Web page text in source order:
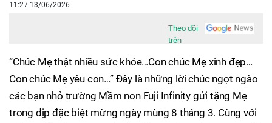
11:27 13/06/2026
Theo dõi
trên
“Chúc Mẹ thật nhiều sức khỏe…Con chúc Mẹ xinh đẹp…
Con chúc Mẹ yêu con…” Đây là những lời chúc ngọt ngào
các bạn nhỏ trường Mầm non Fuji Infinity gửi tặng Mẹ
trong dịp đặc biệt mừng ngày mùng 8 tháng 3. Cùng với